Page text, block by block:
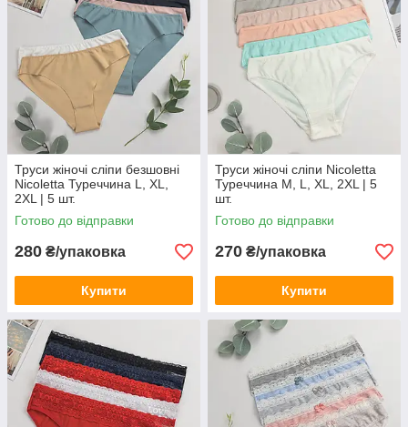
Труси жіночі сліпи безшовні
Nicoletta Туреччина L, XL,
2XL | 5 шт.
Готово до відправки
280 ₴/упаковка
Купити
Труси жіночі сліпи Nicoletta
Туреччина M, L, XL, 2XL | 5
шт.
Готово до відправки
270 ₴/упаковка
Купити